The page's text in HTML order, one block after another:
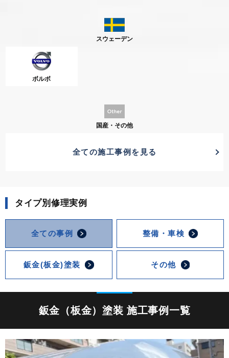
スウェーデン
ボルボ
国産・その他
全ての施工事例を見る
タイプ別修理実例
全ての事例 整備・車検
鈑金(板金)塗装 その他
鈑金（板金）塗装 施工事例一覧